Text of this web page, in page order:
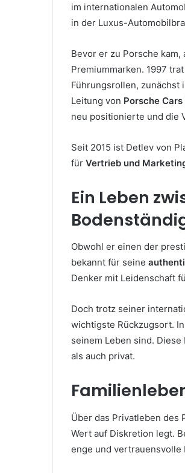
im internationalen
in der Luxus-
Bevor er zu Porsche
Premiummarken. 1997
Führungsrollen, zunächst
Leitung von Porsche
neu positionierte und die
Seit 2015 ist Detlev von
für Vertrieb und
Ein Leben
Obwohl er einen der
bekannt für seine
Denker mit Leidenschaft
Doch trotz seiner
wichtigste Rückzugsort.
seinem Leben sind.
als auch privat.
Über das Privatleben des
Wert auf Diskretion legt.
enge und vertrauensvolle